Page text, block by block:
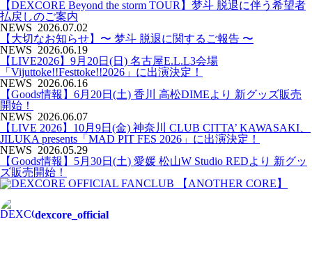
【DEXCORE Beyond the storm TOUR】梦斗 脱退に伴う希望者
払戻しのご案内
NEWS 2026.07.02
【大切なお知らせ】〜 梦斗 脱退に関するご報告 〜
NEWS 2026.06.19
【LIVE2026】9月20日(日) 名古屋E.L.L3会場
「Vijuttoke!!Festtoke!!2026」に出演決定！
NEWS 2026.06.16
【Goods情報】6月20日(土) 香川 高松DIMEより 新グッズ販売
開始！
NEWS 2026.06.07
【LIVE 2026】10月9日(金) 神奈川 CLUB CITTA’ KAWASAKI、
JILUKA presents「MAD PIT FES 2026」に出演決定！
NEWS 2026.05.29
【Goods情報】5月30日(土) 愛媛 松⼭W Studio REDより 新グッ
ズ販売開始！
dexcore_official